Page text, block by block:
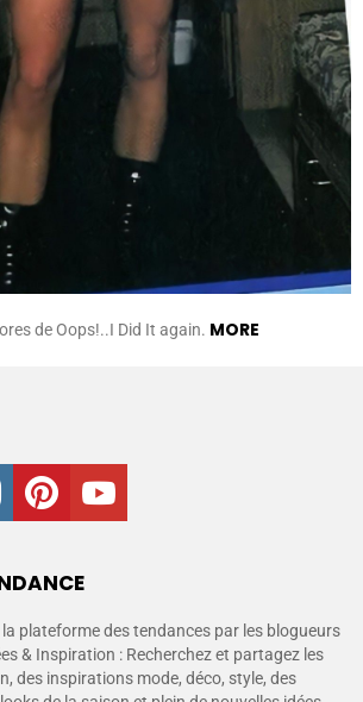
de Oops!..I Did It again. MORE
pinterestyoutube
plateforme des tendances par les blogueurs
& Inspiration : Recherchez et partagez les
des inspirations mode, déco, style, des